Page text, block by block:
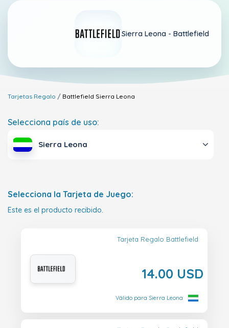
Sierra Leona - Battlefield
Tarjetas Regalo Battlefield Sierra Leona
Selecciona país de uso:
Sierra Leona
Selecciona la Tarjeta de Juego:
Este es el producto recibido.
Tarjeta Regalo Battlefield
14.00 USD
Válido para Sierra Leona